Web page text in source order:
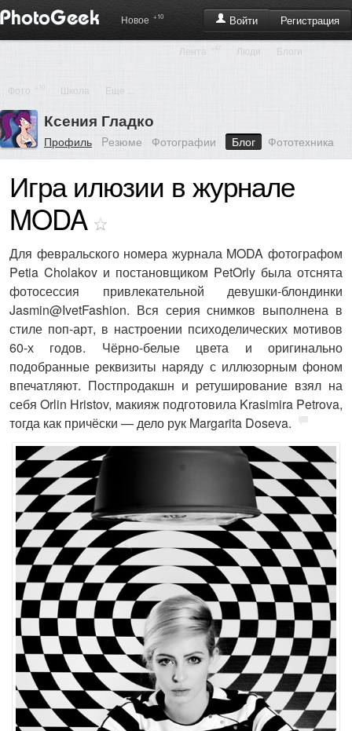
Войти Регистрация
Новое +10
Лента +47 Люди Блоги
Фото Школа Еще ...
Ксения Гладко
Профиль Pезюме Фотографии Блог Фототехника
Игра илюзии в журнале
MODA
Для февральского номера журнала MODA фотографом
Petia Cholakov и постановщиком PetOrly была отснята
фотосессия привлекательной девушки-блондинки
Jasmin@IvetFashion. Вся серия снимков выполнена в
стиле поп-арт, в настроении психоделических мотивов
60-х годов. Чёрно-белые цвета и оригинально
подобранные реквизиты наряду с иллюзорным фоном
впечатляют. Постпродакшн и ретуширование взял на
себя Orlin Hristov, макияж подготовила Krasimira Petrova,
тогда как причёски — дело рук Margarita Doseva.